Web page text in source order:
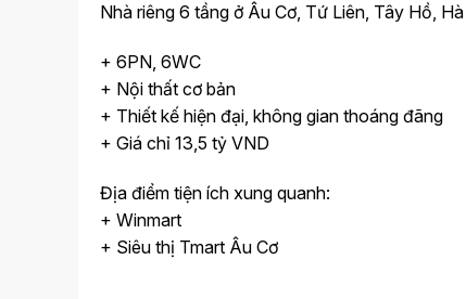
Nhà riêng 6 tầng ở Âu Cơ, Tứ Liên, Tây Hồ,
+ 6PN, 6WC
+ Nội thất cơ bản
+ Thiết kế hiện đại, không gian thoáng đãng
+ Giá chỉ 13,5 tỷ VND
Địa điểm tiện ích xung quanh:
+ Winmart
+ Siêu thị Tmart Âu Cơ